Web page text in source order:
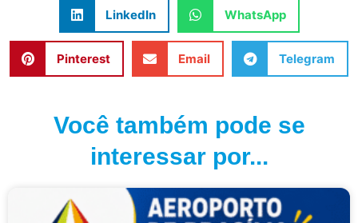
LinkedIn WhatsApp
Pinterest Email Telegram
Você também pode se
interessar por...